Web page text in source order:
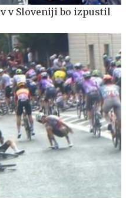
v Sloveniji bo izpustil